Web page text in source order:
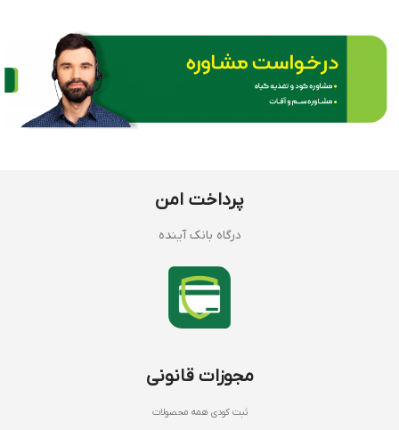
پرداخت امن
درگاه بانک آینده
مجوزات قانونی
ثبت کودی همه محصولات